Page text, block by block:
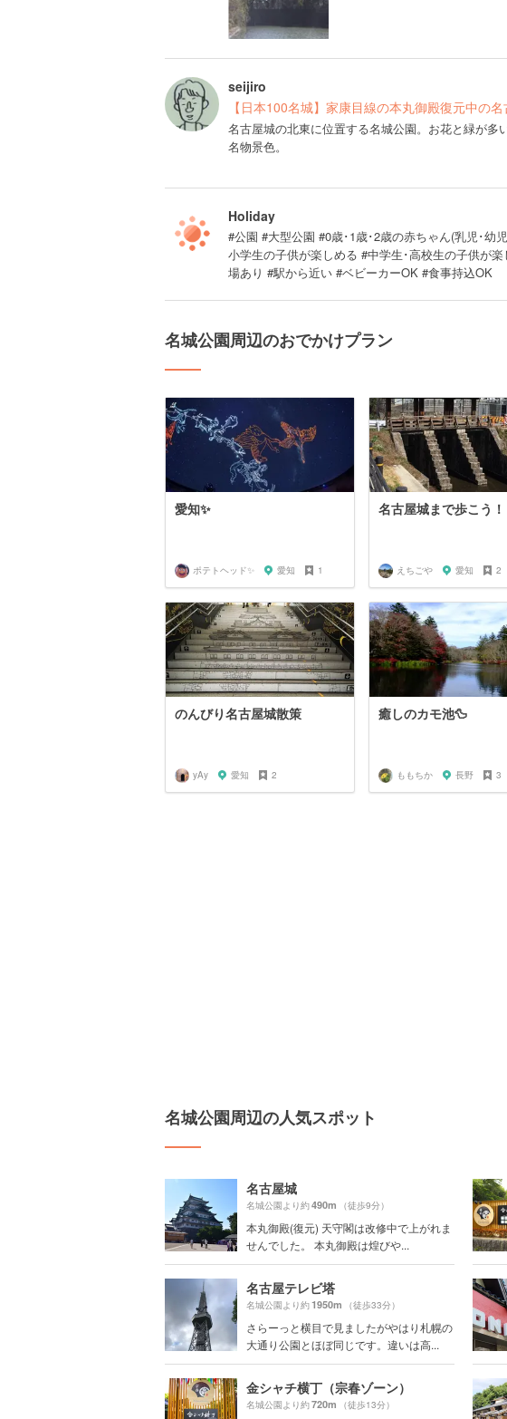
seijiro
【日本100名城】家康目線の本丸御殿復元中の
名古屋城の北東に位置する名城公園。お花と緑が
名物景色。
Holiday
#公園 #大型公園 #0歳･1歳･2歳の赤ちゃん(乳児･幼
小学生の子供が楽しめる #中学生･高校生の子供が
場あり #駅から近い #ベビーカーOK #食事持込OK
名城公園周辺のおでかけプラン
愛知✨
ポテトヘッド✨ 愛知 1
名古屋城まで歩こう！
えちごや 愛知 2
のんびり名古屋城散策
yAy 愛知 2
癒しのカモ池🦆
ももちか 長野 3
名城公園周辺の人気スポット
名古屋城
名城公園より約490m （徒歩9分）
本丸御殿(復元) 天守閣は改修中で上がれま
せんでした。 本丸御殿は煌びや...
名古屋テレビ塔
名城公園より約1950m （徒歩33分）
さらーっと横目で見ましたがやはり札幌の
大通り公園とほぼ同じです。違いは高...
金シャチ横丁（宗春ゾーン）
名城公園より約720m （徒歩13分）